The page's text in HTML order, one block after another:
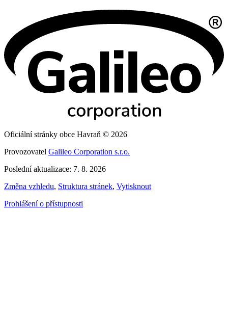
Oficiální stránky obce Havraň © 2026
Provozovatel Galileo Corporation s.r.o.
Poslední aktualizace: 7. 8. 2026
Změna vzhledu, Struktura stránek, Vytisknout
Prohlášení o přístupnosti